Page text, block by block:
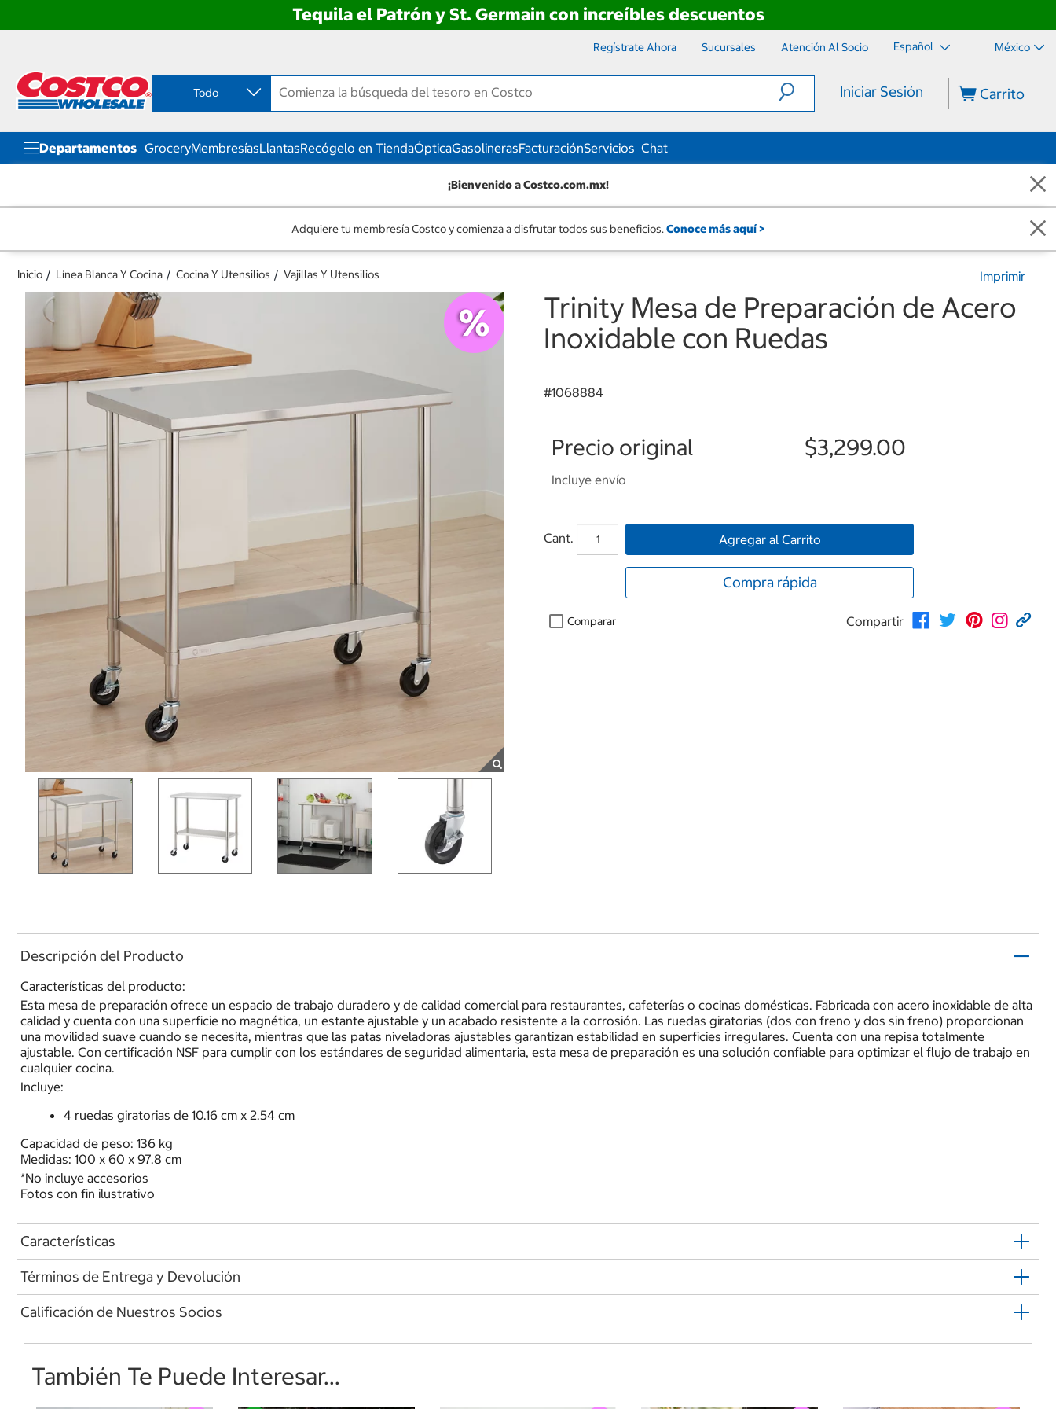
Tequila el Patrón y St. Germain con increíbles descuentos
contenido
menú
navegación
Regístrate Ahora Sucursales Atención Al Socio Español México
Todo Iniciar Sesión Carrito
Departamentos GroceryMembresíasLlantasRecógelo en TiendaÓpticaGasolinerasFacturaciónServicios Chat
¡Bienvenido a Costco.com.mx!
Adquiere tu membresía Costco y comienza a disfrutar todos sus beneficios. Conoce más aquí >
Inicio Línea Blanca Y Cocina Cocina Y Utensilios Vajillas Y Utensilios Imprimir
Trinity Mesa de Preparación de Acero
Inoxidable con Ruedas
#1068884
Precio original $3,299.00
Incluye envío
Cant. Agregar al Carrito
Compra rápida
Comparar Compartir
Descripción del Producto
Características del producto:
Esta mesa de preparación ofrece un espacio de trabajo duradero y de calidad comercial para restaurantes, cafeterías o cocinas domésticas. Fabricada con acero inoxidable de alta
calidad y cuenta con una superficie no magnética, un estante ajustable y un acabado resistente a la corrosión. Las ruedas giratorias (dos con freno y dos sin freno) proporcionan
una movilidad suave cuando se necesita, mientras que las patas niveladoras ajustables garantizan estabilidad en superficies irregulares. Cuenta con una repisa totalmente
ajustable. Con certificación NSF para cumplir con los estándares de seguridad alimentaria, esta mesa de preparación es una solución confiable para optimizar el flujo de trabajo en
cualquier cocina.
Incluye:
4 ruedas giratorias de 10.16 cm x 2.54 cm
Capacidad de peso: 136 kg
Medidas: 100 x 60 x 97.8 cm
*No incluye accesorios
Fotos con fin ilustrativo
Características
Términos de Entrega y Devolución
Calificación de Nuestros Socios
También Te Puede Interesar...